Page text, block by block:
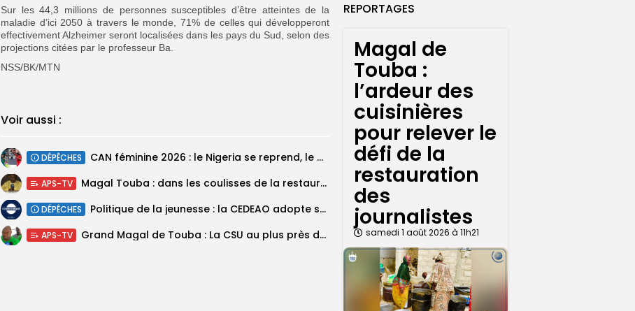
REPORTAGES
Magal de
Touba :
l’ardeur des
cuisinières
pour relever le
défi de la
restauration
des
journalistes
samedi 1 août 2026 à 11h21
Sur les 44,3 millions de personnes susceptibles d’être atteintes de la
maladie d’ici 2050 à travers le monde, 71% de celles qui développeront
effectivement Alzheimer seront localisées dans les pays du Sud, selon des
projections citées par le professeur Ba.
NSS/BK/MTN
Voir aussi :
DÉPÊCHES ‎CAN féminine 2026 : le Nigeria se reprend, le Malawi surprend encore...
APS-TV Magal Touba : dans les coulisses de la restauration de la presse...
DÉPÊCHES Politique de la jeunesse : la CEDEAO adopte son plan d’actions stratégiques...
APS-TV Grand Magal de Touba : La CSU au plus près des pèlerins